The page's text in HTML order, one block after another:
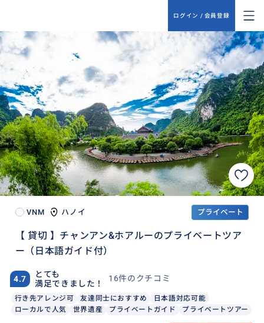
ログイン / 会員登録
VNM ハノイ プライベート
【 貸切 】チャンアン&ホアルーのプライベートツア
ー（日本語ガイド付）
4.7
とても
満足できました！
16件のクチコミ
行き先アレンジ可 友達同士におすすめ
日本語対応可能
ローカルで人気
世界遺産 プライベートガイド プライベートツアー